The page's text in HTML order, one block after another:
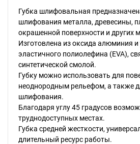
Губка шлифовальная
шлифования металла, древесины,
окрашенной поверхности и других
Изготовлена из оксида алюминия и
эластичного полиолефина (EVA),
синтетической смолой.
Губку можно использовать для
неоднородным рельефом, а также
шлифования.
Благодаря углу 45 градусов
труднодоступных местах.
Губка средней жесткости,
длительный ресурс работы.